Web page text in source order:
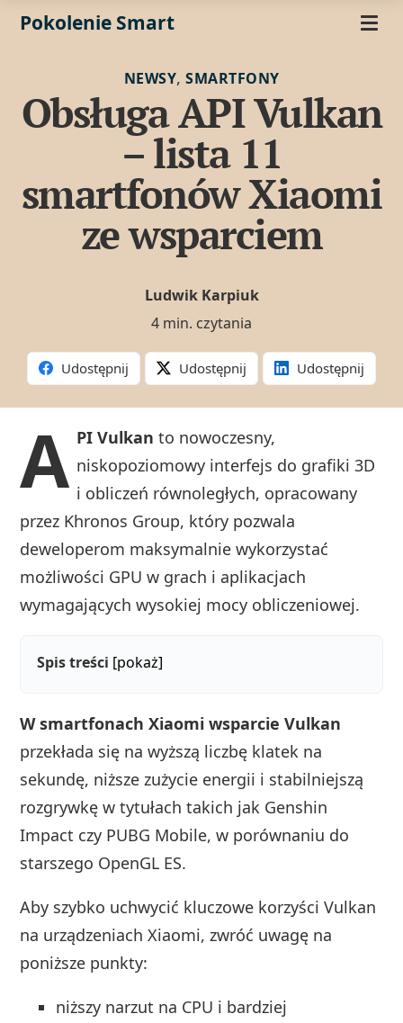
Pokolenie Smart
NEWSY, SMARTFONY
Obsługa API Vulkan
– lista 11
smartfonów Xiaomi
ze wsparciem
Ludwik Karpiuk
4 min. czytania
Udostępnij Udostępnij Udostępnij
A PI Vulkan to nowoczesny,
niskopoziomowy interfejs do grafiki 3D
i obliczeń równoległych, opracowany
przez Khronos Group, który pozwala
deweloperom maksymalnie wykorzystać
możliwości GPU w grach i aplikacjach
wymagających wysokiej mocy obliczeniowej.
Spis treści [pokaż]
W smartfonach Xiaomi wsparcie Vulkan
przekłada się na wyższą liczbę klatek na
sekundę, niższe zużycie energii i stabilniejszą
rozgrywkę w tytułach takich jak Genshin
Impact czy PUBG Mobile, w porównaniu do
starszego OpenGL ES.
Aby szybko uchwycić kluczowe korzyści Vulkan
na urządzeniach Xiaomi, zwróć uwagę na
poniższe punkty:
niższy narzut na CPU i bardziej